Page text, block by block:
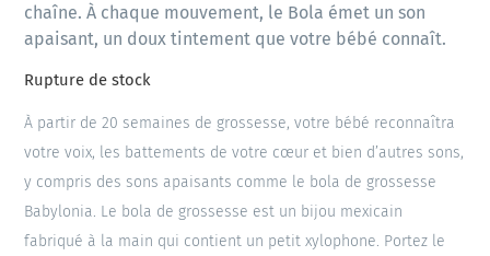
chaîne. À chaque mouvement, le Bola émet un son
apaisant, un doux tintement que votre bébé connaît.
Rupture de stock
À partir de 20 semaines de grossesse, votre bébé reconnaîtra
votre voix, les battements de votre cœur et bien d’autres sons,
y compris des sons apaisants comme le bola de grossesse
Babylonia. Le bola de grossesse est un bijou mexicain
fabriqué à la main qui contient un petit xylophone. Portez le